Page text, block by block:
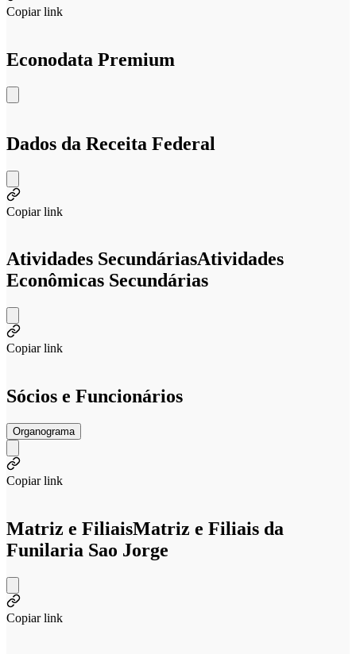
Copiar link
Econodata Premium
Dados da Receita Federal
Copiar link
Atividades SecundáriasAtividades
Econômicas Secundárias
Copiar link
Sócios e Funcionários
Organograma
Copiar link
Matriz e FiliaisMatriz e Filiais da
Funilaria Sao Jorge
Copiar link